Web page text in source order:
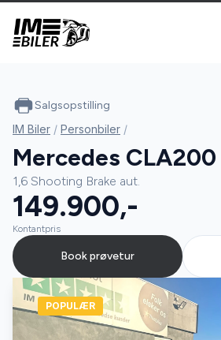
POPULÆR
Salgsopstilling
IM Biler / Personbiler /
Mercedes CLA200
1,6 Shooting Brake aut.
149.900,-
Kontantpris
Book prøvetur